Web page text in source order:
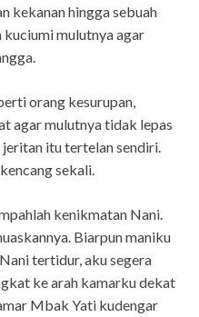
kekanan hingga sebuah
kuciumi mulutnya agar
orang kesurupan,
agar mulutnya tidak lepas
jeritan itu tertelan sendiri.
sekali.
kenikmatan Nani.
Biarpun maniku
tertidur, aku segera
ke arah kamarku dekat
Mbak Yati kudengar